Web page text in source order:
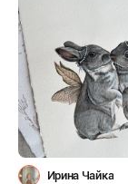
Ирина Чайка